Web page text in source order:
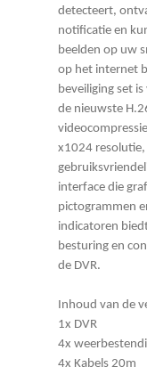
detecteert,
notificatie en
beelden op uw
op het internet
beveiliging set
de nieuwste
x1024 resolutie,
interface die
pictogrammen
indicatoren
besturing en
de DVR.
Inhoud van de
1x DVR
4x
4x Kabels 20m